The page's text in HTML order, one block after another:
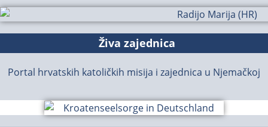
Živa zajednica
Portal hrvatskih katoličkih misija i zajednica u Njemačkoj